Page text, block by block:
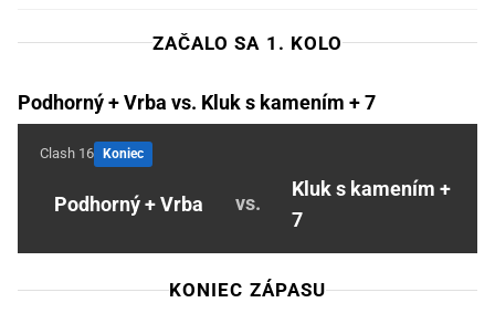
ZAČALO SA 1. KOLO
Podhorný + Vrba vs. Kluk s kamením + 7
Clash 16 Koniec
Podhorný + Vrba vs.
Kluk s kamením +
7
KONIEC ZÁPASU